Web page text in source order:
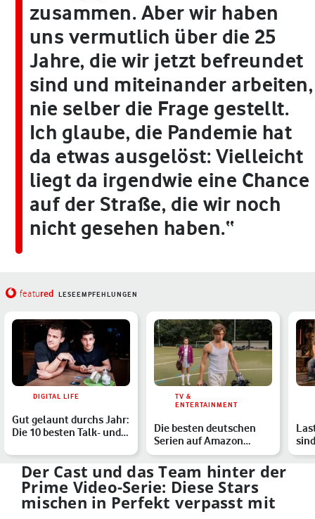
zusammen. Aber wir haben
uns vermutlich über die 25
Jahre, die wir jetzt befreundet
sind und miteinander arbeiten,
nie selber die Frage gestellt.
Ich glaube, die Pandemie hat
da etwas ausgelöst: Vielleicht
liegt da irgendwie eine Chance
auf der Straße, die wir noch
nicht gesehen haben.“
featured LESEEMPFEHLUNGEN
DIGITAL LIFE
Gut gelaunt durchs Jahr:
Die 10 besten Talk- und
TV &
ENTERTAINMENT
Die besten deutschen
Serien auf Amazon
Prime Video
Der Cast und das Team hinter der
Prime Video-Serie: Diese Stars
mischen in Perfekt verpasst mit